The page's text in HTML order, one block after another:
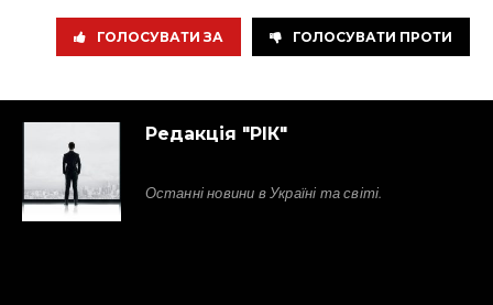
ГОЛОСУВАТИ ЗА ГОЛОСУВАТИ ПРОТИ
Редакція "РІК"
Останні новини в Україні та світі.